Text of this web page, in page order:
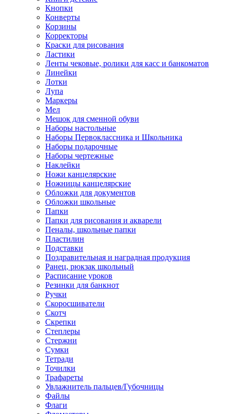
Кнопки
Конверты
Корзины
Корректоры
Краски для рисования
Ластики
Ленты чековые, ролики для касс и банкоматов
Линейки
Лотки
Лупа
Маркеры
Мел
Мешок для сменной обуви
Наборы настольные
Наборы Первоклассника и Школьника
Наборы подарочные
Наборы чертежные
Наклейки
Ножи канцелярские
Ножницы канцелярские
Обложки для документов
Обложки школьные
Папки
Папки для рисования и акварели
Пеналы, школьные папки
Пластилин
Подставки
Поздравительная и наградная продукция
Ранец, рюкзак школьный
Расписание уроков
Резинки для банкнот
Ручки
Скоросшиватели
Скотч
Скрепки
Степлеры
Стержни
Сумки
Тетради
Точилки
Трафареты
Увлажнитель пальцев/Губочницы
Файлы
Флаги